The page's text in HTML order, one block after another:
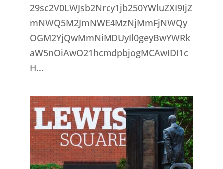
29sc2V0LWJsb2Nrcy1jb250YWluZXI9IjZ
mNWQ5M2JmNWE4MzNjMmFjNWQy
OGM2YjQwMmNiMDUyIl0geyBwYWRk
aW5nOiAwO21hcmdpbjogMCAwIDI1c
H...